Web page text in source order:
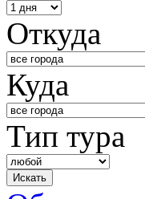
Откуда
Куда
Тип тура